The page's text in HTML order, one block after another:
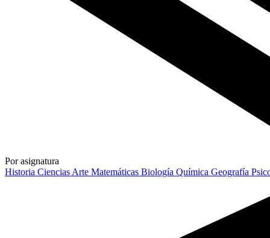
Por asignatura
Historia Ciencias Arte Matemáticas Biología Química Geografía